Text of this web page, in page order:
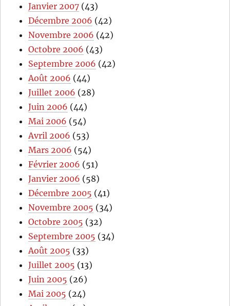
Janvier 2007 (43)
Décembre 2006 (42)
Novembre 2006 (42)
Octobre 2006 (43)
Septembre 2006 (42)
Août 2006 (44)
Juillet 2006 (28)
Juin 2006 (44)
Mai 2006 (54)
Avril 2006 (53)
Mars 2006 (54)
Février 2006 (51)
Janvier 2006 (58)
Décembre 2005 (41)
Novembre 2005 (34)
Octobre 2005 (32)
Septembre 2005 (34)
Août 2005 (33)
Juillet 2005 (13)
Juin 2005 (26)
Mai 2005 (24)